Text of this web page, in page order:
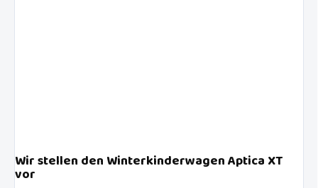
Wir stellen den Winterkinderwagen Aptica XT
vor